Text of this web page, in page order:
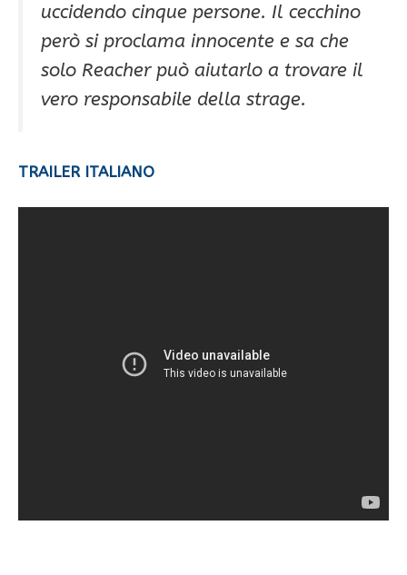
uccidendo cinque persone. Il cecchino
però si proclama innocente e sa che
solo Reacher può aiutarlo a trovare il
vero responsabile della strage.
TRAILER ITALIANO